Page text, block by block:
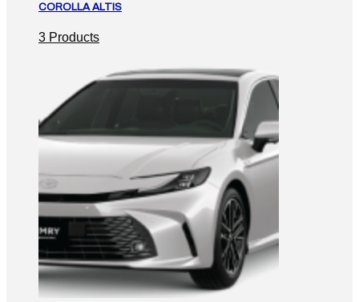
COROLLA ALTIS
3 Products